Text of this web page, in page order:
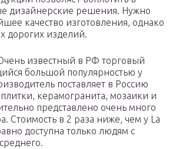
дизайнерские решения. Нужно
качество изготовления, однако
дорогих изделий.
известный в РФ торговый
большой популярностью у
поставляет в Россию
керамогранита, мозаики и
представлено очень много
Стоимость в 2 раза ниже, чем у La
доступна только людям с